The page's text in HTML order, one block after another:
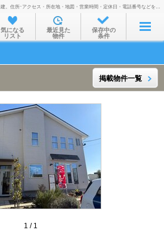
お部屋を探す
沿線・駅から
通勤通学時間から
物件特集から
不動産会社から
TOP
賃貸マンション･アパート探しなら株式会社幸建。住所･アクセス・所在地・地図・営業時間・定休日・電話番号などを掲載。
気になる
リスト
最近見た
物件
保存中の
条件
掲載物件一覧
1 / 1